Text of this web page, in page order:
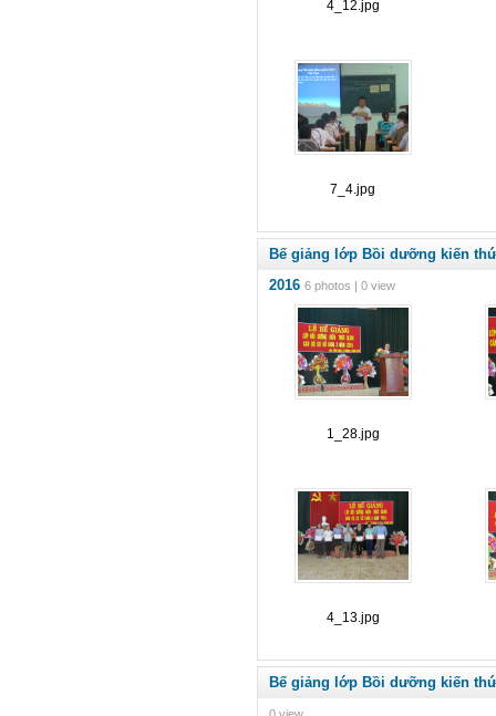
4_12.jpg
7_4.jpg
Bế giảng lớp Bồi dưỡng kiến
2016 6 photos | 0 view
1_28.jpg
4_13.jpg
Bế giảng lớp Bồi dưỡng kiến